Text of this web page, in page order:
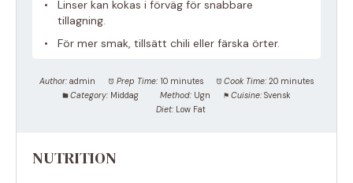
Linser kan kokas i förväg för snabbare
tillagning.
För mer smak, tillsätt chili eller färska örter.
Author: admin Prep Time: 10 minutes Cook Time: 20 minutes
Category: Middag Method: Ugn Cuisine: Svensk
Diet: Low Fat
NUTRITION